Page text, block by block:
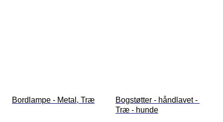
Bordlampe - Metal, Træ
Bogstøtter - håndlavet -
Træ - hunde